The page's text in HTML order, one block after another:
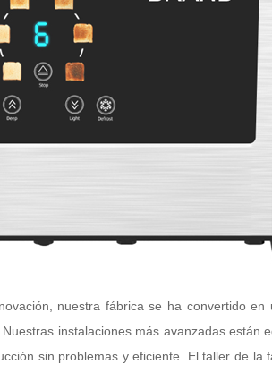
nuestra fábrica se ha convertido
instalaciones más avanzadas están
sin problemas y eficiente. El taller de la